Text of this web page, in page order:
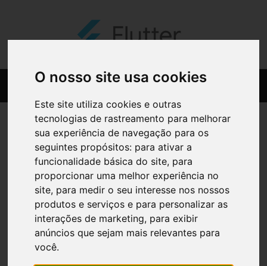
O nosso site usa cookies
Este site utiliza cookies e outras
tecnologias de rastreamento para melhorar
sua experiência de navegação para os
seguintes propósitos: para ativar a
funcionalidade básica do site, para
proporcionar uma melhor experiência no
site, para medir o seu interesse nos nossos
produtos e serviços e para personalizar as
interações de marketing, para exibir
anúncios que sejam mais relevantes para
você.